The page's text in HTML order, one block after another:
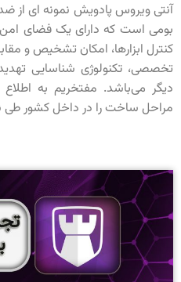
آنتی ویروس پادویش نمونه ای از
بومی است که دارای یک فضای امن
کنترل ابزارها، امکان تشخیص و
تخصصی، تکنولوژی شناسایی
دیگر می‌باشد. مفتخریم به اطلاع
مراحل ساخت را در داخل کشور